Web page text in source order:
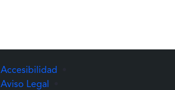
Accesibilidad
Aviso Legal